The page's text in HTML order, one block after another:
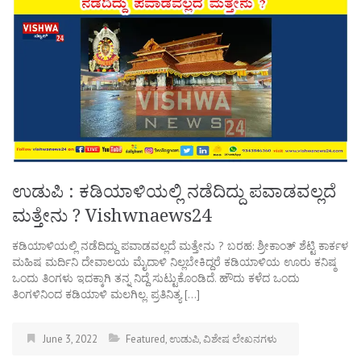
ಉಡುಪಿ : ಕಡಿಯಾಳಿಯಲ್ಲಿ ನಡೆದಿದ್ದು ಪವಾಡವಲ್ಲದೆ
ಮತ್ತೇನು ? Vishwnaews24
ಕಡಿಯಾಳಿಯಲ್ಲಿ ನಡೆದಿದ್ದು ಪವಾಡವಲ್ಲದೆ ಮತ್ತೇನು ? ಬರಹ: ಶ್ರೀಕಾಂತ್‌ ಶೆಟ್ಟಿ ಕಾರ್ಕಳ
ಮಹಿಷ ಮರ್ದಿನಿ ದೇವಾಲಯ ಮೈದಾಳಿ ನಿಲ್ಲಬೇಕಿದ್ದರೆ ಕಡಿಯಾಳಿಯ ಊರು ಕನಿಷ್ಠ
ಒಂದು ತಿಂಗಳು ಇದಕ್ಕಾಗಿ ತನ್ನ ನಿದ್ದೆ ಸುಟ್ಟುಕೊಂಡಿದೆ. ಹೌದು ಕಳೆದ ಒಂದು
ತಿಂಗಳಿನಿಂದ ಕಡಿಯಾಳಿ ಮಲಗಿಲ್ಲ. ಪ್ರತಿನಿತ್ಯ […]
June 3, 2022 Featured,ಉಡುಪಿ,ವಿಶೇಷ ಲೇಖನಗಳು